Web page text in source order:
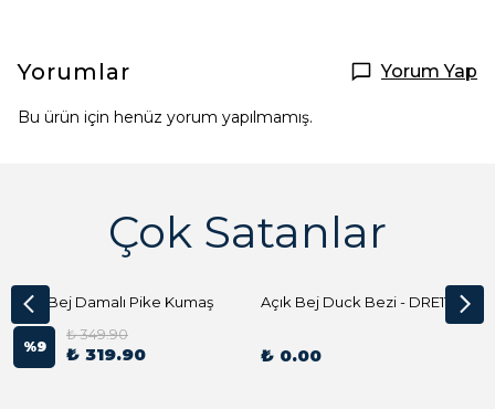
Yorumlar Yorum Yap
Bu ürün için henüz yorum yapılmamış.
Çok Satanlar
Açık Bej Damalı Pike Kumaş
%9
₺ 349.90
₺ 319.90
Açık Bej Duck Bezi - DRE1144 Kumaş Peçete
₺ 0.00